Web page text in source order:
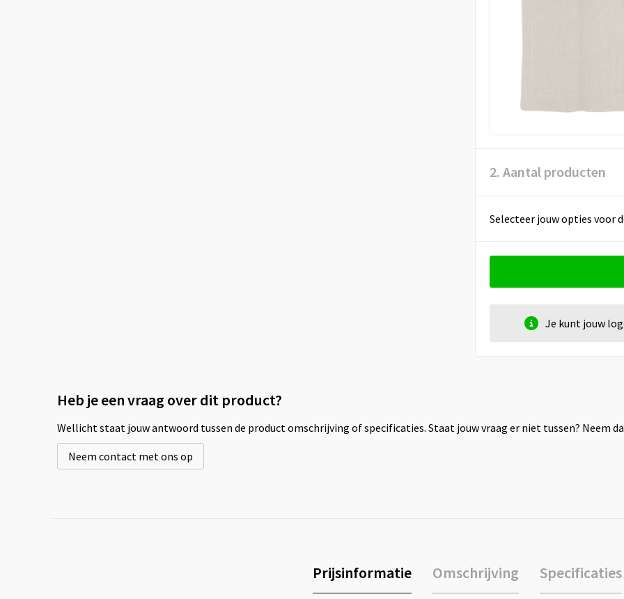
2. Aantal producten
Selecteer jouw opties voor
Je kunt jouw
Heb je een vraag over dit product?
Wellicht staat jouw antwoord tussen de product omschrijving of specificaties. Staat jouw vraag er niet tussen? Neem
Neem contact met ons op
Prijsinformatie Omschrijving Specificaties